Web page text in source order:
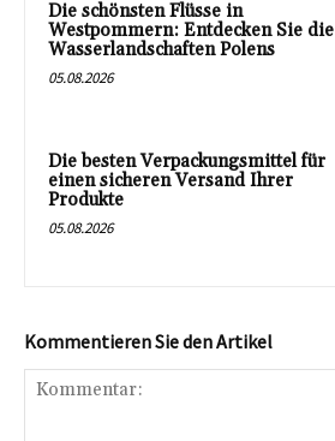
Die schönsten Flüsse in
Westpommern: Entdecken Sie die
Wasserlandschaften Polens
05.08.2026
Die besten Verpackungsmittel für
einen sicheren Versand Ihrer
Produkte
05.08.2026
Kommentieren Sie den Artikel